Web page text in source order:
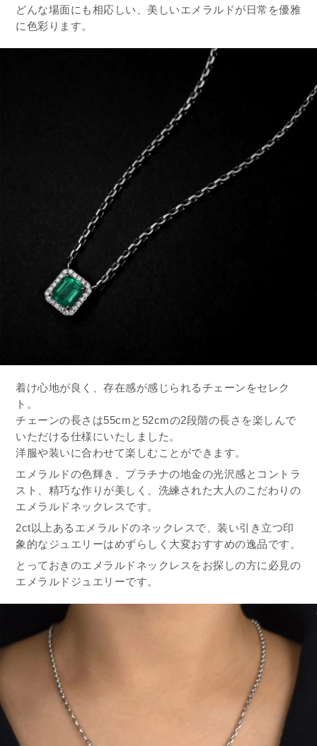
どんな場面にも相応しい、美しいエメラルドが日常を優雅
に色彩ります。
着け心地が良く、存在感が感じられるチェーンをセレク
ト。
チェーンの長さは55cmと52cmの2段階の長さを楽しんで
いただける仕様にいたしました。
洋服や装いに合わせて楽しむことができます。
エメラルドの色輝き、プラチナの地金の光沢感とコントラ
スト、精巧な作りが美しく、洗練された大人のこだわりの
エメラルドネックレスです。
2ct以上あるエメラルドのネックレスで、装い引き立つ印
象的なジュエリーはめずらしく大変おすすめの逸品です。
とっておきのエメラルドネックレスをお探しの方に必見の
エメラルドジュエリーです。